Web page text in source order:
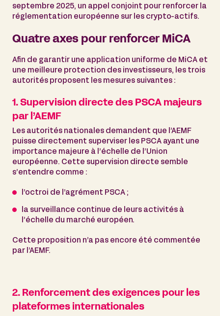
septembre 2025, un appel conjoint pour renforcer la
réglementation européenne sur les crypto-actifs.
Quatre axes pour renforcer MiCA
Afin de garantir une application uniforme de MiCA et
une meilleure protection des investisseurs, les trois
autorités proposent les mesures suivantes :
1. Supervision directe des PSCA majeurs
par l’AEMF
Les autorités nationales demandent que l’AEMF
puisse directement superviser les PSCA ayant une
importance majeure à l’échelle de l’Union
européenne. Cette supervision directe semble
s’entendre comme :
l’octroi de l’agrément PSCA ;
la surveillance continue de leurs activités à
l’échelle du marché européen.
Cette proposition n’a pas encore été commentée
par l’AEMF.
2. Renforcement des exigences pour les
plateformes internationales